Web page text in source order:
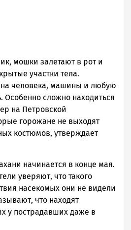
мошки залетают в рот и
участки тела.
на человека, машины и любую
Особенно сложно находиться
на Петровской
горожане не выходят
костюмов, утверждает
начинается в конце мая.
уверяют, что такого
насекомых они не видели
что находят
у пострадавших даже в